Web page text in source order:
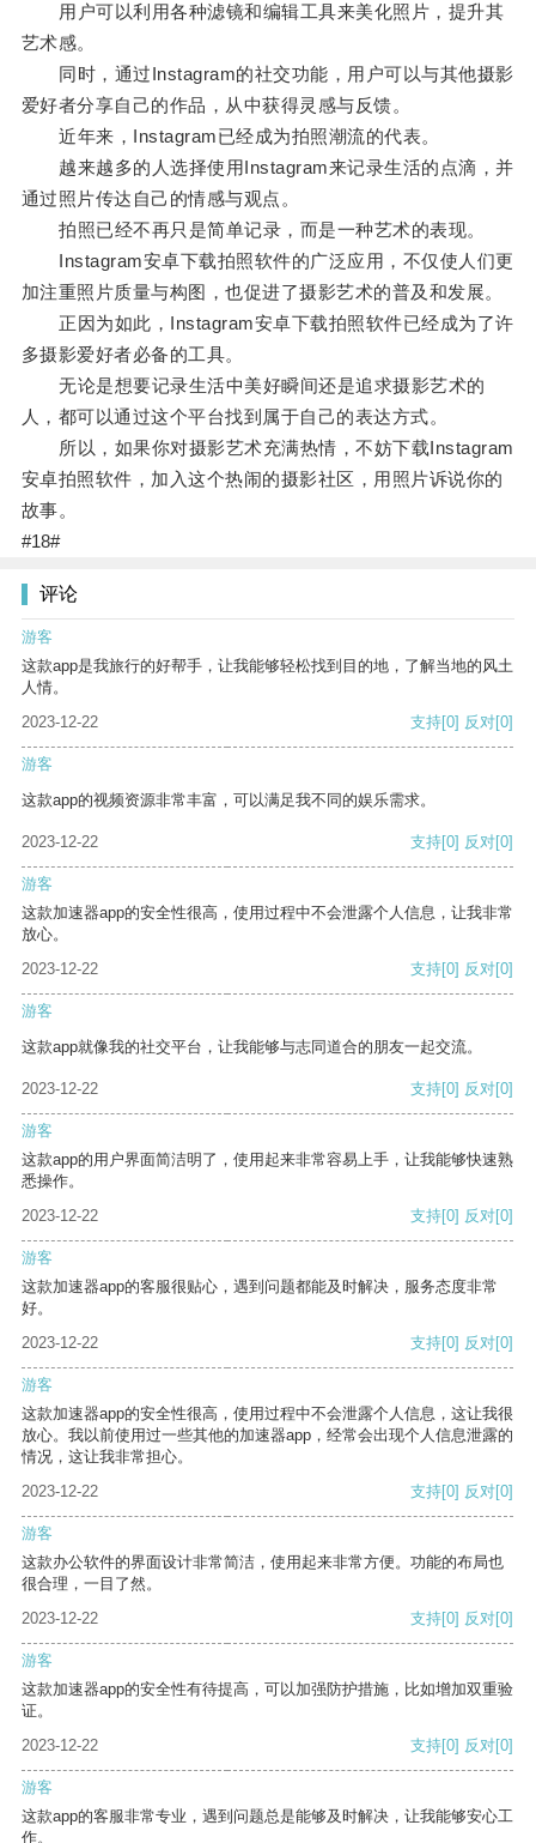
用户可以利用各种滤镜和编辑工具来美化照片，提升其
艺术感。
同时，通过Instagram的社交功能，用户可以与其他摄影
爱好者分享自己的作品，从中获得灵感与反馈。
近年来，Instagram已经成为拍照潮流的代表。
越来越多的人选择使用Instagram来记录生活的点滴，并
通过照片传达自己的情感与观点。
拍照已经不再只是简单记录，而是一种艺术的表现。
Instagram安卓下载拍照软件的广泛应用，不仅使人们更
加注重照片质量与构图，也促进了摄影艺术的普及和发展。
正因为如此，Instagram安卓下载拍照软件已经成为了许
多摄影爱好者必备的工具。
无论是想要记录生活中美好瞬间还是追求摄影艺术的
人，都可以通过这个平台找到属于自己的表达方式。
所以，如果你对摄影艺术充满热情，不妨下载Instagram
安卓拍照软件，加入这个热闹的摄影社区，用照片诉说你的
故事。
#18#
评论
游客
这款app是我旅行的好帮手，让我能够轻松找到目的地，了解当地的风土
人情。
2023-12-22
支持[0] 反对[0]
游客
这款app的视频资源非常丰富，可以满足我不同的娱乐需求。
2023-12-22 支持[0] 反对[0]
游客
这款加速器app的安全性很高，使用过程中不会泄露个人信息，让我非常
放心。
2023-12-22
支持[0] 反对[0]
游客
这款app就像我的社交平台，让我能够与志同道合的朋友一起交流。
2023-12-22 支持[0] 反对[0]
游客
这款app的用户界面简洁明了，使用起来非常容易上手，让我能够快速熟
悉操作。
2023-12-22
支持[0] 反对[0]
游客
这款加速器app的客服很贴心，遇到问题都能及时解决，服务态度非常
好。
2023-12-22
支持[0] 反对[0]
游客
这款加速器app的安全性很高，使用过程中不会泄露个人信息，这让我很
放心。我以前使用过一些其他的加速器app，经常会出现个人信息泄露的
情况，这让我非常担心。
2023-12-22
支持[0] 反对[0]
游客
这款办公软件的界面设计非常简洁，使用起来非常方便。功能的布局也
很合理，一目了然。
2023-12-22
支持[0] 反对[0]
游客
这款加速器app的安全性有待提高，可以加强防护措施，比如增加双重验
证。
2023-12-22
支持[0] 反对[0]
游客
这款app的客服非常专业，遇到问题总是能够及时解决，让我能够安心工
作。